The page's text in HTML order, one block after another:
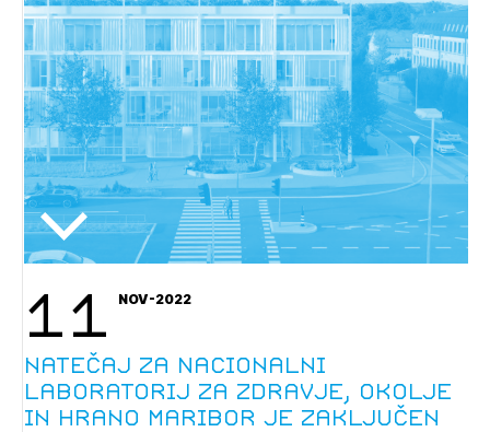
11 NOV-2022
natečaj za Nacionalni
laboratorij za zdravje, okolje
in hrano Maribor je zaključen